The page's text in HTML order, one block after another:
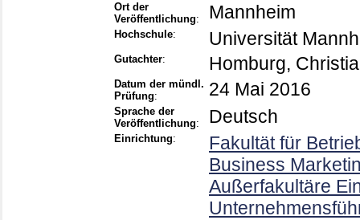
Ort der
Veröffentlichung: Mannheim
Hochschule: Universität
Gutachter: Homburg,
Datum der mündl.
Prüfung: 24 Mai 2016
Sprache der
Veröffentlichung: Deutsch
Einrichtung:
Fakultät für
Business
Außerfakultäre